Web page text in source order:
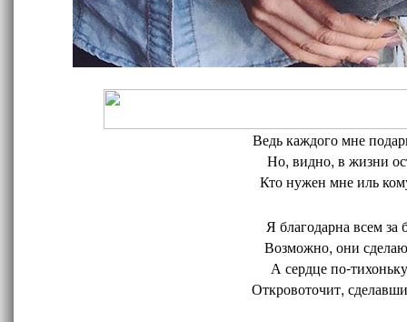
Ведь каждого мне
Но, видно, в жизни
Кто нужен мне иль
Я благодарна всем за
Возможно, они
А сердце по-
Откровоточит,